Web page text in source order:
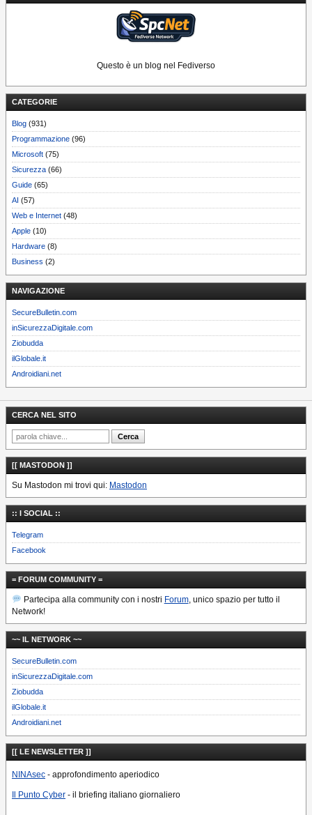
Questo è un blog nel Fediverso
CATEGORIE
Blog (931)
Programmazione (96)
Microsoft (75)
Sicurezza (66)
Guide (65)
AI (57)
Web e Internet (48)
Apple (10)
Hardware (8)
Business (2)
NAVIGAZIONE
SecureBulletin.com
inSicurezzaDigitale.com
Ziobudda
ilGlobale.it
Androidiani.net
CERCA NEL SITO
[[ MASTODON ]]
Su Mastodon mi trovi qui: Mastodon
:: I SOCIAL ::
Telegram
Facebook
= FORUM COMMUNITY =
Partecipa alla community con i nostri Forum, unico spazio per tutto il
Network!
~~ IL NETWORK ~~
SecureBulletin.com
inSicurezzaDigitale.com
Ziobudda
ilGlobale.it
Androidiani.net
[[ LE NEWSLETTER ]]
NINAsec - approfondimento aperiodico
Il Punto Cyber - il briefing italiano giornaliero